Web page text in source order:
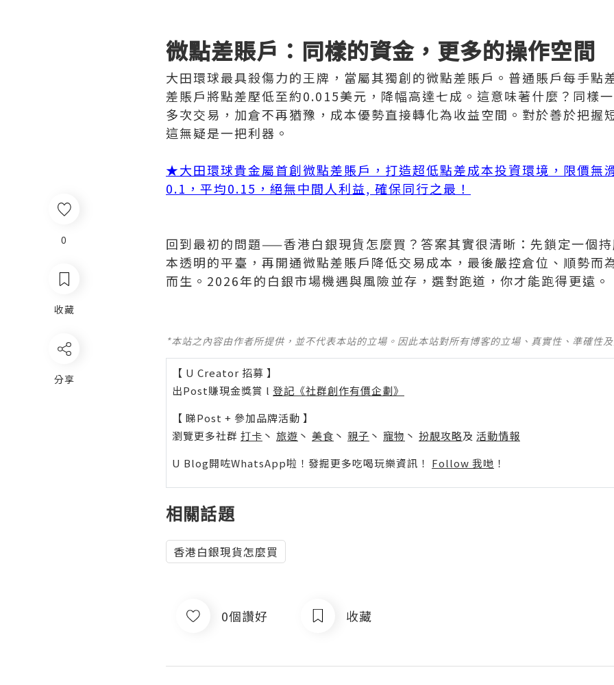
0
收藏
分享
微點差賬戶：同樣的資金，更多的操作空間
大田環球最具殺傷力的王牌，當屬其獨創的微點差賬戶。普通賬戶每手點
差賬戶將點差壓低至約0.015美元，降幅高達七成。這意味著什麼？同樣
多次交易，加倉不再猶豫，成本優勢直接轉化為收益空間。對於善於把握
這無疑是一把利器。
★大田環球貴金屬首創微點差賬戶，打造超低點差成本投資環境，限價無
0.1，平均0.15，絕無中間人利益, 確保同行之最！
回到最初的問題——香港白銀現貨怎麼買？答案其實很清晰：先鎖定一個
本透明的平臺，再開通微點差賬戶降低交易成本，最後嚴控倉位、順勢而
而生。2026年的白銀市場機遇與風險並存，選對跑道，你才能跑得更遠。
*本站之內容由作者所提供，並不代表本站的立場。因此本站對所有博客的立場、真實性、準確性
【 U Creator 招募 】
出Post賺現金獎賞 l 登記《社群創作有價企劃》
【 睇Post + 參加品牌活動 】
瀏覽更多社群 打卡 丶 旅遊 丶 美食 丶 親子 丶 寵物 丶 扮靚攻略及 活動情報
U Blog開咗WhatsApp啦！發掘更多吃喝玩樂資訊！ Follow 我哋 ！
相關話題
香港白銀現貨怎麼買
0個讚好 收藏